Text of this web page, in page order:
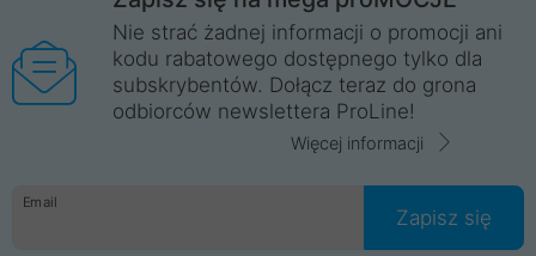
Nie strać żadnej informacji o promocji ani
kodu rabatowego dostępnego tylko dla
subskrybentów. Dołącz teraz do grona
odbiorców newslettera ProLine!
Więcej informacji
Email
Zapisz się